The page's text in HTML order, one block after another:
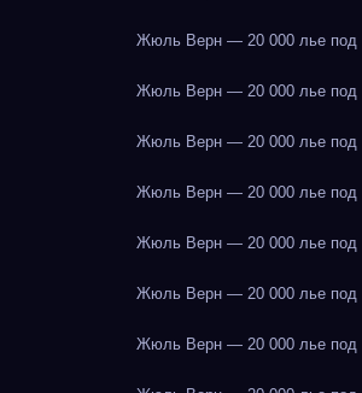
Жюль Верн — 20 000 лье под
Жюль Верн — 20 000 лье под
Жюль Верн — 20 000 лье под
Жюль Верн — 20 000 лье под
Жюль Верн — 20 000 лье под
Жюль Верн — 20 000 лье под
Жюль Верн — 20 000 лье под